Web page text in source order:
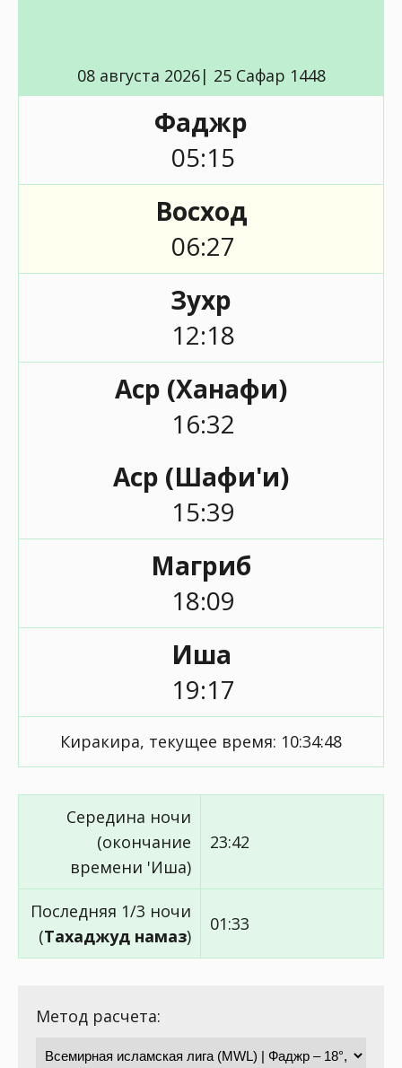
08 августа 2026| 25 Сафар 1448
Фаджр
05:15
Восход
06:27
Зухр
12:18
Аср (Ханафи)
16:32
Аср (Шафи'и)
15:39
Магриб
18:09
Иша
19:17
Киракира, текущее время: 10:34:48
Середина ночи
(окончание
времени 'Иша)
23:42
Последняя 1/3 ночи
(Тахаджуд намаз)
01:33
Метод расчета: